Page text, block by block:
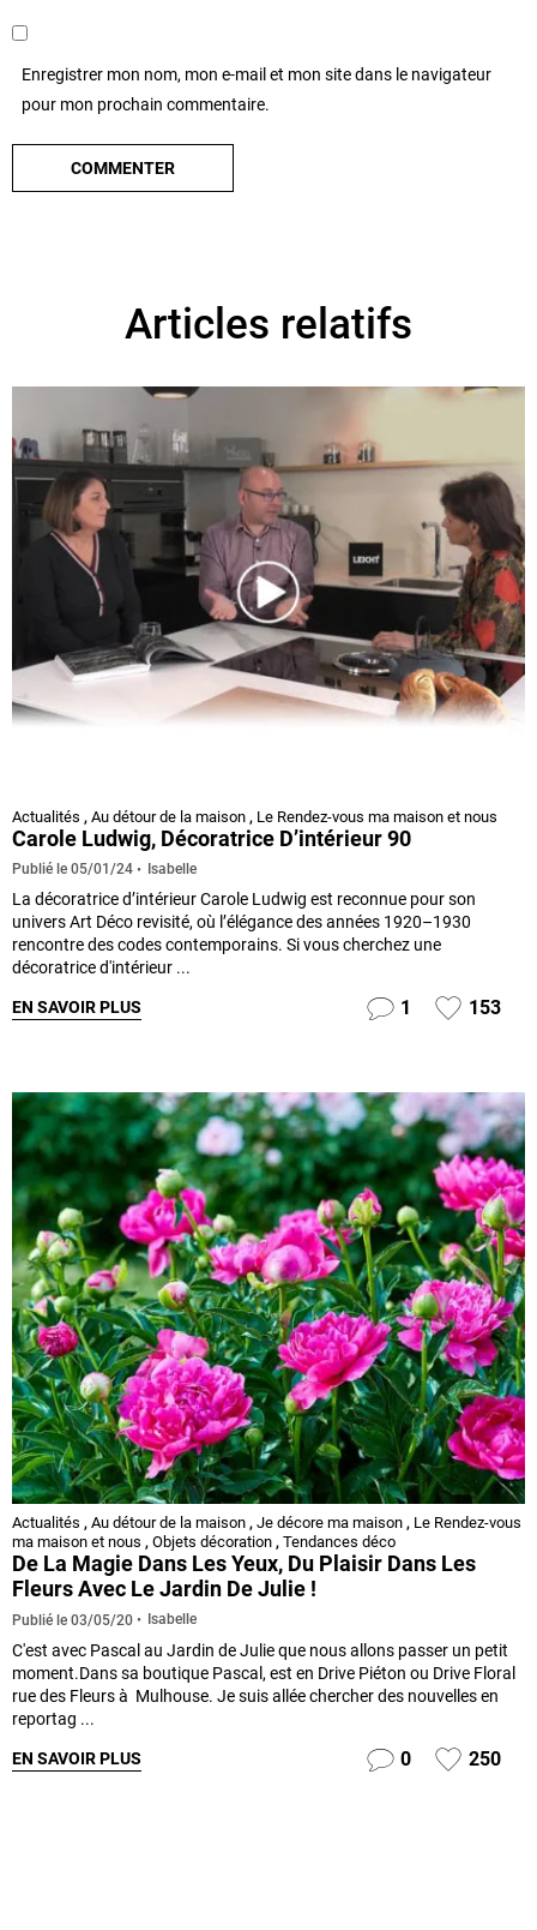
Enregistrer mon nom, mon e-mail et mon site dans le navigateur
pour mon prochain commentaire.
Articles relatifs
Actualités , Au détour de la maison , Le Rendez-vous ma maison et nous
Carole Ludwig, Décoratrice D’intérieur 90
Publié le 05/01/24 Isabelle
La décoratrice d’intérieur Carole Ludwig est reconnue pour son
univers Art Déco revisité, où l’élégance des années 1920–1930
rencontre des codes contemporains. Si vous cherchez une
décoratrice d'intérieur ...
EN SAVOIR PLUS 1 153
Actualités , Au détour de la maison , Je décore ma maison , Le Rendez-vous
ma maison et nous , Objets décoration , Tendances déco
De La Magie Dans Les Yeux, Du Plaisir Dans Les
Fleurs Avec Le Jardin De Julie !
Publié le 03/05/20 Isabelle
C'est avec Pascal au Jardin de Julie que nous allons passer un petit
moment.Dans sa boutique Pascal, est en Drive Piéton ou Drive Floral
rue des Fleurs à Mulhouse. Je suis allée chercher des nouvelles en
reportag ...
EN SAVOIR PLUS 0 250